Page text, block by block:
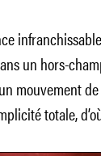
un hors-
mouvement
totale,